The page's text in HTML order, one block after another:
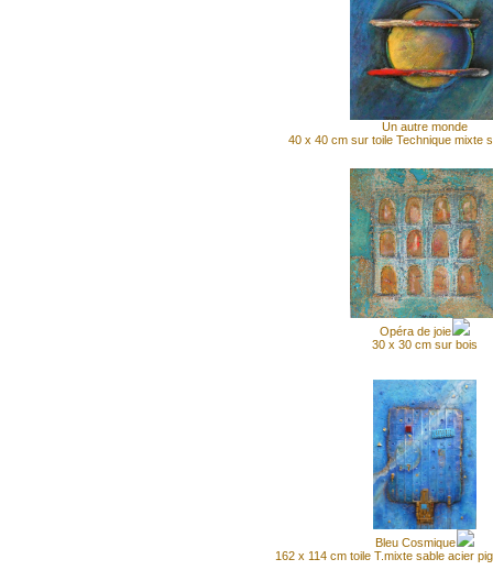
Un autre monde
40 x 40 cm sur toile Technique mixte
Opéra de joie
30 x 30 cm sur bois
Bleu Cosmique
162 x 114 cm toile T.mixte sable acier